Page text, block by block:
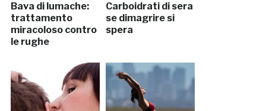
Bava di lumache:
trattamento
miracoloso contro
le rughe
Carboidrati di sera
se dimagrire si
spera